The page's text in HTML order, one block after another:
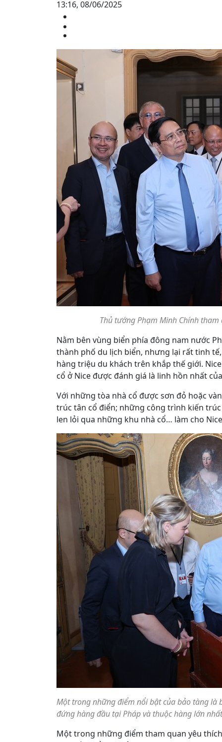
13:16, 08/06/2025
Thủ tướng Phạm Minh Chính
Nằm bên vùng biển phía đông nam nước
thành phố du lịch biển, nhưng lại rất tinh
hàng triệu du khách trên khắp thế giới.
cổ ở Nice được đánh giá là linh hồn nhất
Với những tòa nhà cổ được sơn đỏ hoặc
trúc tân cổ điển; những công trình kiến
len lỏi qua những khu nhà cổ… làm cho
Một trong những điểm nổi bật của bảo tàng là
đứng hàng đầu tại Pháp và thuộc hàng lớn
Một trong những điểm tham quan yêu